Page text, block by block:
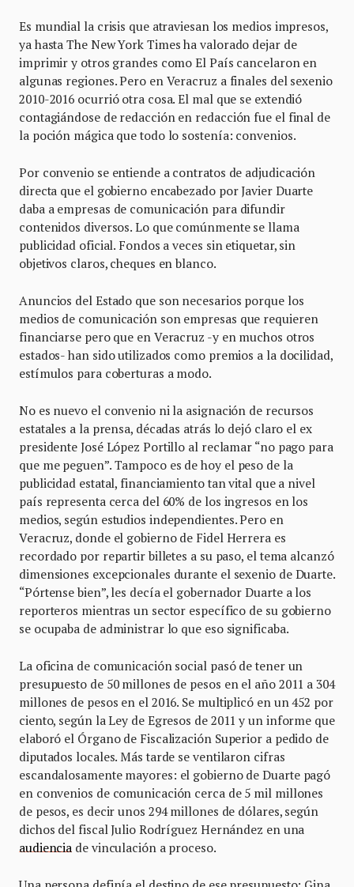
Es mundial la crisis que atraviesan los medios impresos,
ya hasta The New York Times ha valorado dejar de
imprimir y otros grandes como El País cancelaron en
algunas regiones. Pero en Veracruz a finales del sexenio
2010-2016 ocurrió otra cosa. El mal que se extendió
contagiándose de redacción en redacción fue el final de
la poción mágica que todo lo sostenía: convenios.
Por convenio se entiende a contratos de adjudicación
directa que el gobierno encabezado por Javier Duarte
daba a empresas de comunicación para difundir
contenidos diversos. Lo que comúnmente se llama
publicidad oficial. Fondos a veces sin etiquetar, sin
objetivos claros, cheques en blanco.
Anuncios del Estado que son necesarios porque los
medios de comunicación son empresas que requieren
financiarse pero que en Veracruz -y en muchos otros
estados- han sido utilizados como premios a la docilidad,
estímulos para coberturas a modo.
No es nuevo el convenio ni la asignación de recursos
estatales a la prensa, décadas atrás lo dejó claro el ex
presidente José López Portillo al reclamar “no pago para
que me peguen”. Tampoco es de hoy el peso de la
publicidad estatal, financiamiento tan vital que a nivel
país representa cerca del 60% de los ingresos en los
medios, según estudios independientes. Pero en
Veracruz, donde el gobierno de Fidel Herrera es
recordado por repartir billetes a su paso, el tema alcanzó
dimensiones excepcionales durante el sexenio de Duarte.
“Pórtense bien”, les decía el gobernador Duarte a los
reporteros mientras un sector específico de su gobierno
se ocupaba de administrar lo que eso significaba.
La oficina de comunicación social pasó de tener un
presupuesto de 50 millones de pesos en el año 2011 a 304
millones de pesos en el 2016. Se multiplicó en un 452 por
ciento, según la Ley de Egresos de 2011 y un informe que
elaboró el Órgano de Fiscalización Superior a pedido de
diputados locales. Más tarde se ventilaron cifras
escandalosamente mayores: el gobierno de Duarte pagó
en convenios de comunicación cerca de 5 mil millones
de pesos, es decir unos 294 millones de dólares, según
dichos del fiscal Julio Rodríguez Hernández en una
audiencia de vinculación a proceso.